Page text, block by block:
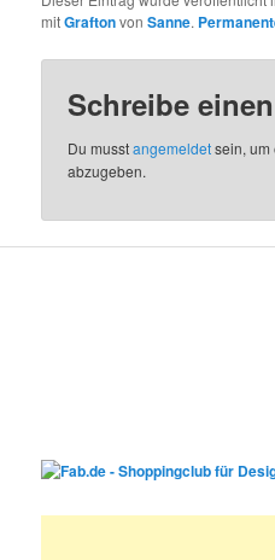
mitGraftonvonSanne.
Schreibe
Du musstangemeldetsein, um
abzugeben.